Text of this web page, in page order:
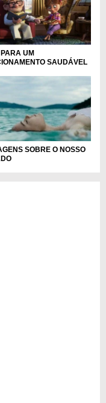
UM
SAUDÁVEL
SOBRE O NOSSO